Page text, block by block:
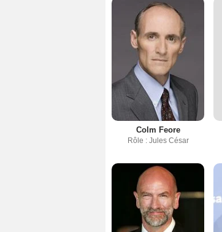
Colm Feore
Rôle : Jules César